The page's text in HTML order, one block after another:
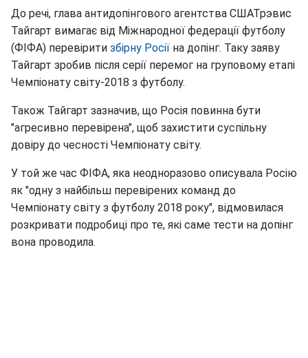
До речі, глава антидопінгового агентства СШАТрэвис
Тайгарт вимагає від Міжнародної федерації футболу
(ФІФА) перевірити збірну Росії на допінг. Таку заяву
Тайгарт зробив після серії перемог на груповому етапі
Чемпіонату світу-2018 з футболу.
Також Тайгарт зазначив, що Росія повинна бути
"агресивно перевірена", щоб захистити суспільну
довіру до чесності Чемпіонату світу.
У той же час ФІФА, яка неодноразово описувала Росію
як "одну з найбільш перевірених команд до
Чемпіонату світу з футболу 2018 року", відмовилася
розкривати подробиці про те, які саме тести на допінг
вона проводила.